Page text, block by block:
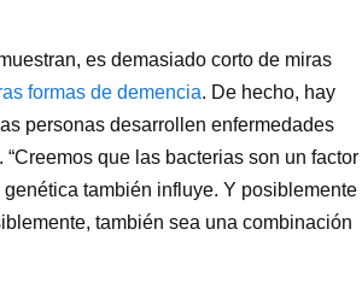
es demasiado corto de miras
formas de demencia. De hecho, hay
personas desarrollen enfermedades
que las bacterias son un factor
también influye. Y posiblemente
también sea una combinación